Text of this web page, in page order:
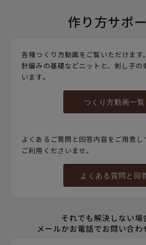
作り方サポ
各種つくり方動画をご覧いただけます
針編みの基礎などニットと、刺し子の
います。
つくり方動画一覧
よくあるご質問と回答内容をご用意し
ご利用くださいませ。
よくある質問と回
それでも解決しない場
メールかお電話でお問い合わ